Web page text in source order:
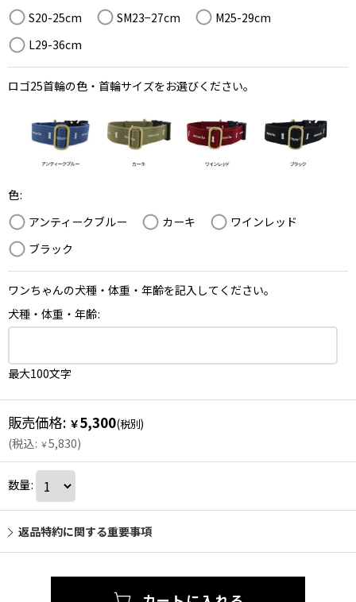
S20-25cm
SM23−27cm
M25-29cm
L29-36cm
ロゴ25首輪の色・首輪サイズをお選びください。
色:
アンティークブルー
カーキ
ワインレッド
ブラック
ワンちゃんの犬種・体重・年齢を記入してください。
犬種・体重・年齢:
最大100文字
販売価格: ￥5,300(税別)
(税込: ￥5,830)
数量:
返品特約に関する重要事項